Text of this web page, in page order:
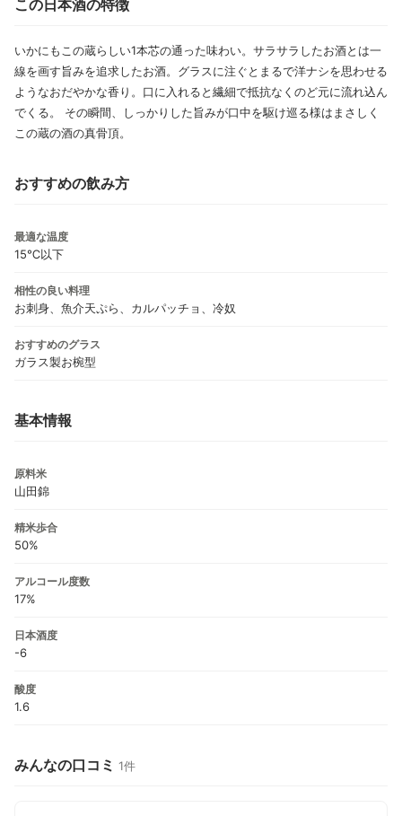
この日本酒の特徴
いかにもこの蔵らしい1本芯の通った味わい。サラサラしたお酒とは一
線を画す旨みを追求したお酒。グラスに注ぐとまるで洋ナシを思わせる
ようなおだやかな香り。口に入れると繊細で抵抗なくのど元に流れ込ん
でくる。 その瞬間、しっかりした旨みが口中を駆け巡る様はまさしく
この蔵の酒の真骨頂。
おすすめの飲み方
最適な温度
15℃以下
相性の良い料理
お刺身、魚介天ぷら、カルパッチョ、冷奴
おすすめのグラス
ガラス製お椀型
基本情報
原料米
山田錦
精米歩合
50%
アルコール度数
17%
日本酒度
-6
酸度
1.6
みんなの口コミ 1件